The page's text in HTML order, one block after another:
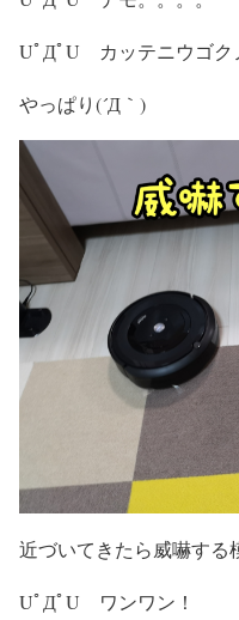
UﾟДﾟU カッテニウゴク
やっぱり(´Д｀)
近づいてきたら威嚇する
UﾟДﾟU ワンワン！